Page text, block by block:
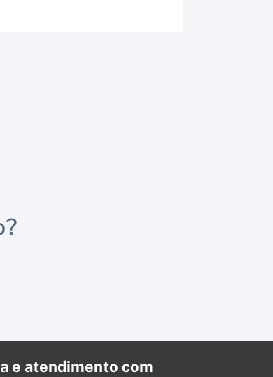
e atendimento com